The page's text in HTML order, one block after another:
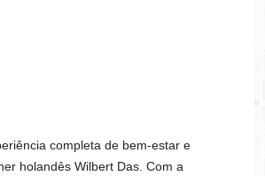
completa de bem-estar e
holandês Wilbert Das. Com a